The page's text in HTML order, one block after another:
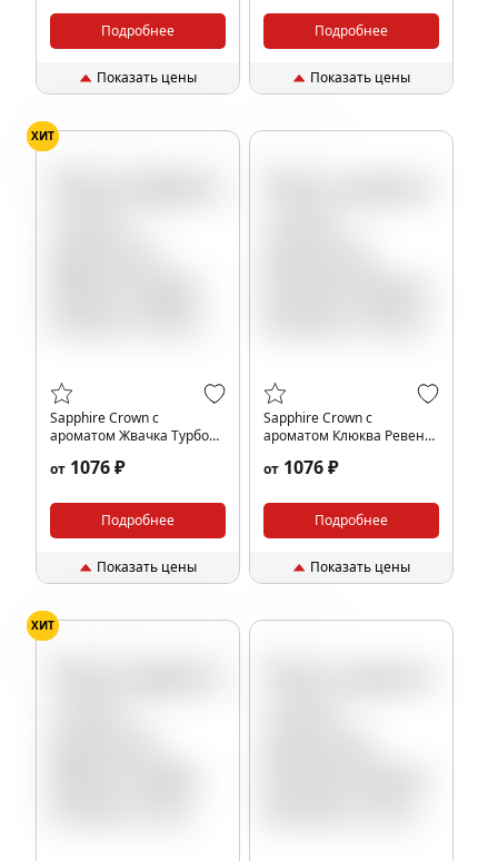
Подробнее
Показать цены
Подробнее
Показать цены
ХИТ
Sapphire Crown с
ароматом Жвачка Турбо
от 1076 ₽
Подробнее
Показать цены
Sapphire Crown с
ароматом Клюква Ревень
от 1076 ₽
Подробнее
Показать цены
ХИТ